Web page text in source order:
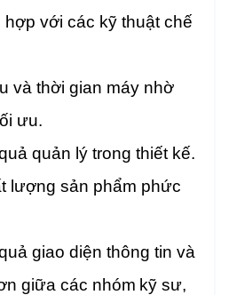
hợp với các kỹ thuật chế
và thời gian máy nhờ
ưu.
quản lý trong thiết kế.
lượng sản phẩm phức
giao diện thông tin và
giữa các nhóm kỹ sư,